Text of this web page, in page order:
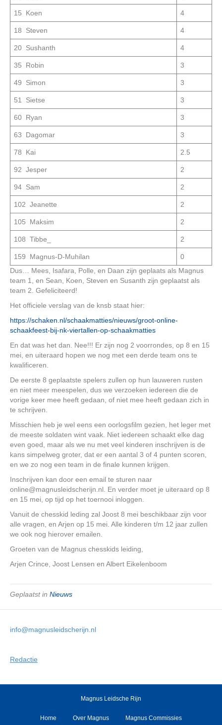
15 Koen 4
18 Steven 4
20 Sushanth 4
35 Robin 3
49 Simon 3
51 Sietse 3
60 Ryan 3
63 Dagomar 3
78 Kai 2.5
92 Jesper 2
94 Sam 2
102 Jeanette 2
105 Maksim 2
108 Tibbe_ 2
159 Magnus-D-Muhilan
0
Dus… Mees, Isafara, Polle, en Daan zijn geplaats als Magnus
team 1, en Sean, Koen, Steven en Susanth zijn geplaatst als
team 2. Gefeliciteerd!
Het officiele verslag van de knsb staat hier:
https://schaken.nl/schaakmatties/nieuws/groot-online-
schaakfeest-bij-nk-viertallen-op-schaakmatties
En dat was het dan. Nee!!! Er zijn nog 2 voorrondes, op 8 en 15
mei, en uiteraard hopen we nog met een derde team ons te
kwalificeren.
De eerste 8 geplaatste spelers zullen op hun lauweren rusten
en niet meer meespelen, dus we verzoeken iedereen die de
vorige keer mee heeft gedaan, of niet mee heeft gedaan zich in
te schrijven.
Misschien heb je wel eens een oorlogsfilm gezien, het leger met
de meeste soldaten wint vaak. Niet iedereen schaakt elke dag
even goed, maar als we nu met veel kinderen inschrijven is de
kans simpelweg groter, dat er een aantal 3 of 4 punten scoren,
en we zo nog een team in de finale kunnen krijgen.
Inschrijven kan door een email te sturen naar
online@magnusleidscherijn.nl. En verder moet je uiteraard op 8
en 15 mei, op tijd op het toernooi inloggen.
Vanuit de chesskid leding zal Joost 8 mei beschikbaar zijn voor
alle vragen, en Arjen op 15 mei. Alle kinderen t/m 12 jaar zullen
we ook nog hierover emailen.
Groeten van de Magnus chesskids leiding,
Arjen Crince, Joost Lensen en Albert Eikelenboom
Geplaatst in Nieuws
info@magnusleidscherijn.nl
Redactie
Magnus Leidsche Rijn
Home Over Magnus Magnus Commissies